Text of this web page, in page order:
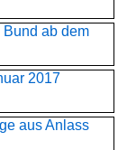
Bund ab dem
2017
aus Anlass